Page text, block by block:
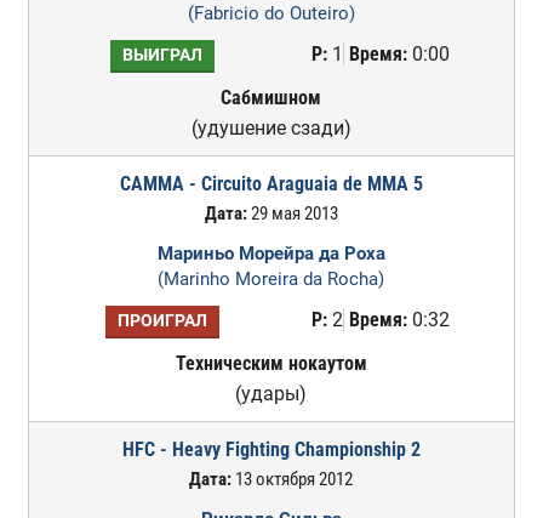
(Fabricio do Outeiro)
ВЫИГРАЛ Р:1 Время:0:00
Сабмишном
(удушение сзади)
CAMMA - Circuito Araguaia de MMA 5
Дата:29 мая 2013
Мариньо Морейра да Роха
(Marinho Moreira da Rocha)
ПРОИГРАЛ Р:2 Время:0:32
Техническим нокаутом
(удары)
HFC - Heavy Fighting Championship 2
Дата: 13 октября 2012